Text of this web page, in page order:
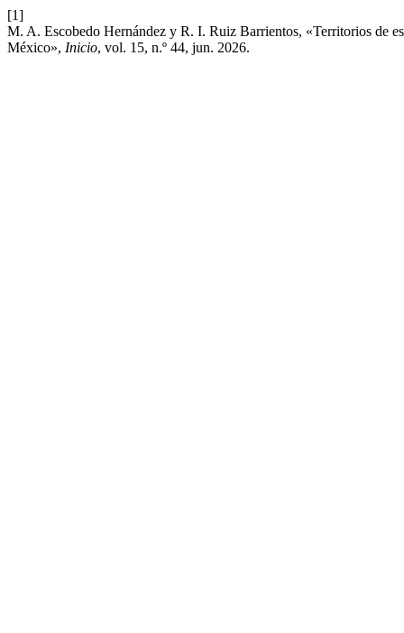
[1]
M. A. Escobedo Hernández y R. I. Ruiz Barrientos, «Territorios de
México», Inicio, vol. 15, n.º 44, jun. 2026.